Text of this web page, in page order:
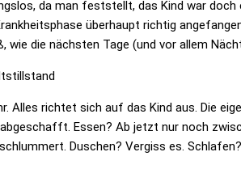
da man feststellt, das Kind war
überhaupt richtig
wie die nächsten Tage (und vor allem
Alles richtet sich auf das Kind aus. Die
Essen? Ab jetzt nur noch
Duschen? Vergiss es.